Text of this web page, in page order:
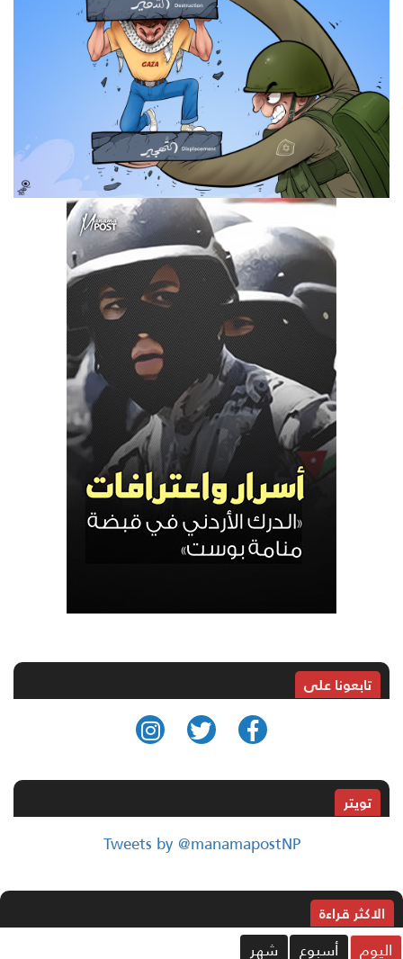
تابعونا على
تويتر
Tweets by @manamapostNP
الاکثر قراءة
أسبوع شهر